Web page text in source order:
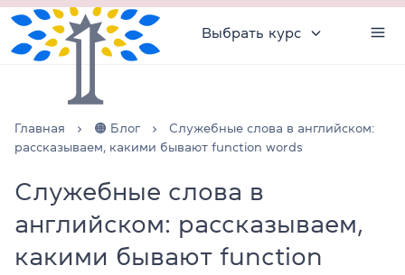
Выбрать курс
Главная 🟠 Блог
Служебные слова в английском:
рассказываем, какими бывают function words
Служебные слова в
английском: рассказываем,
какими бывают function